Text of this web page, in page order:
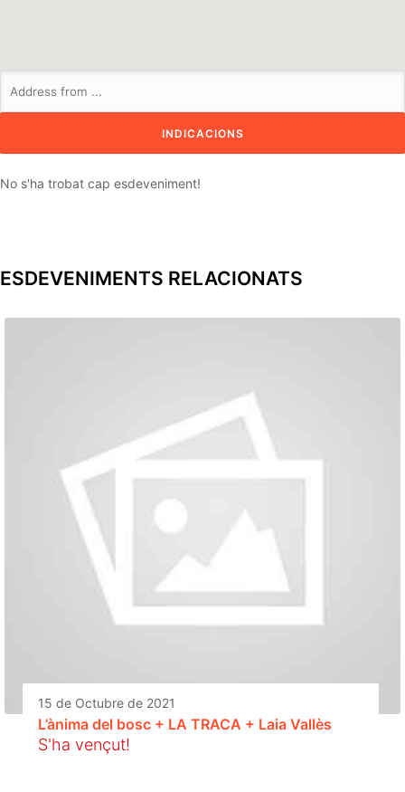
No s'ha trobat cap esdeveniment!
ESDEVENIMENTS RELACIONATS
15 de Octubre de 2021
L’ànima del bosc + LA TRACA + Laia Vallès
S'ha vençut!